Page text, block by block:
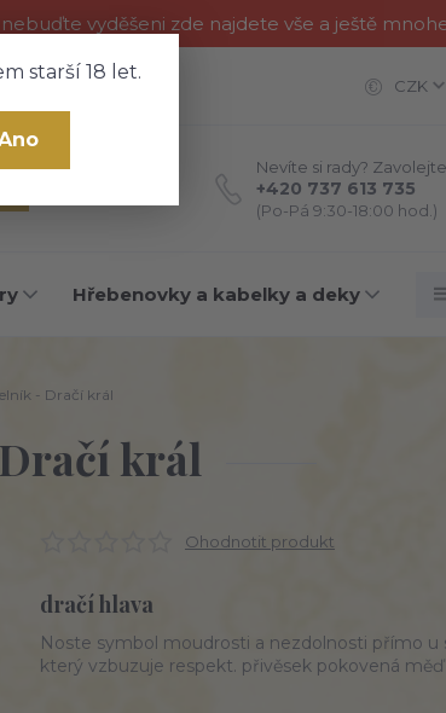
vyděšeni zde najdete vše a ještě
starší 18 let.
CZK
Nevíte si rady? Zavolejte.
+420 737 613 735
(Po-Pá 9:30-18:00 hod.)
Hřebenovky a kabelky a deky
- Dračí král
král
Ohodnotit produkt
dračí hlava
Noste symbol moudrosti a nezdolnosti přímo u
který vzbuzuje respekt. přivěsek pokovená měď